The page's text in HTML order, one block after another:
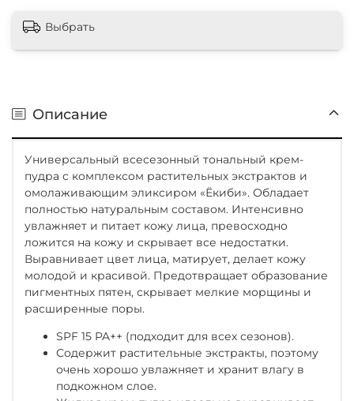
Выбрать
Описание
Универсальный всесезонный тональный крем-
пудра с комплексом растительных экстрактов и
омолаживающим эликсиром «Ёкиби». Обладает
полностью натуральным составом. Интенсивно
увлажняет и питает кожу лица, превосходно
ложится на кожу и скрывает все недостатки.
Выравнивает цвет лица, матирует, делает кожу
молодой и красивой. Предотвращает образование
пигментных пятен, скрывает мелкие морщины и
расширенные поры.
SPF 15 PA++ (подходит для всех сезонов).
Содержит растительные экстракты, поэтому
очень хорошо увлажняет и хранит влагу в
подкожном слое.